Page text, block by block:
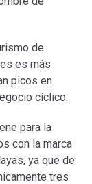
de
es más
picos en
cíclico.
para la
con la marca
ya que de
tres